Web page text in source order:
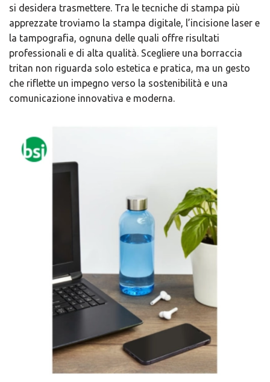
si desidera trasmettere. Tra le tecniche di stampa più
apprezzate troviamo la stampa digitale, l’incisione laser e
la tampografia, ognuna delle quali offre risultati
professionali e di alta qualità. Scegliere una borraccia
tritan non riguarda solo estetica e pratica, ma un gesto
che riflette un impegno verso la sostenibilità e una
comunicazione innovativa e moderna.